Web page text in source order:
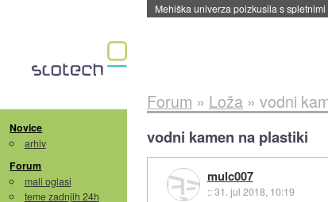
Evropska vesoljska agencija razvija
Novice
arhiv
Forum
mali oglasi
teme zadnjih 24h
Forum » Loža» vodni
vodni kamen na plastiki
mulc007
::31. jul 2018, 10:19